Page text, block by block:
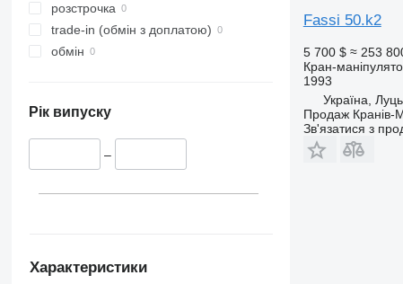
розстрочка
trade-in (обмін з доплатою)
обмін
Рік випуску
–
Характеристики
Fassi 50.k2
5 700 $ ≈ 253
Кран-
1993
Україна,
Продаж Кранів-
Зв'язатися з